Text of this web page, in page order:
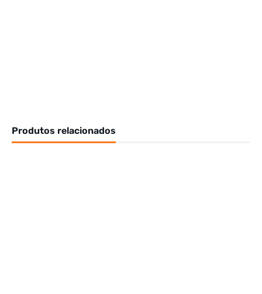
Produtos relacionados